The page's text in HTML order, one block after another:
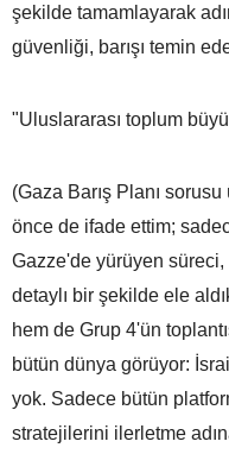
şekilde tamamlayarak
güvenliği, barışı temin
"Uluslararası toplum
(Gaza Barış Planı
önce de ifade ettim;
Gazze'de yürüyen süreci,
detaylı bir şekilde ele
hem de Grup 4'ün
bütün dünya görüyor:
yok. Sadece bütün
stratejilerini ilerletme